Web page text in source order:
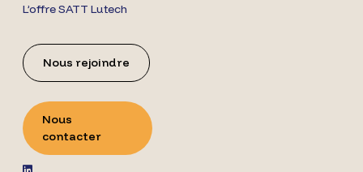
L’offre SATT Lutech
Nous
contacter
Nous rejoindre